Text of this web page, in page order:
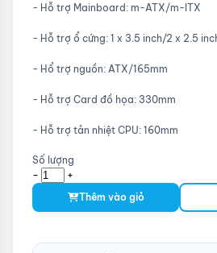
- Hỗ trợ Mainboard: m-ATX/m-ITX
- Hỗ trợ ổ cứng: 1 x 3.5 inch/2 x 2.5
- Hổ trợ nguồn: ATX/165mm
- Hỗ trợ Card đồ họa: 330mm
- Hỗ trợ tản nhiệt CPU: 160mm
Số lượng
- +
Thêm vào giỏ